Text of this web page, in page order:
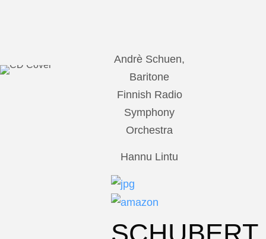
Andrè Schuen,
Baritone
Finnish Radio
Symphony
Orchestra
Hannu Lintu